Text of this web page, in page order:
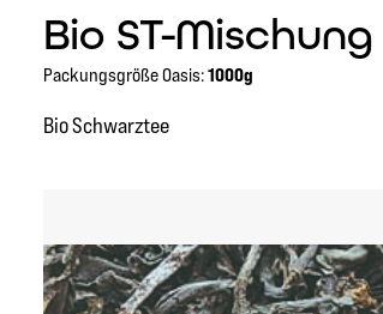
Bio ST-
Packungsgröße Oasis:1000g
Bio Schwarztee